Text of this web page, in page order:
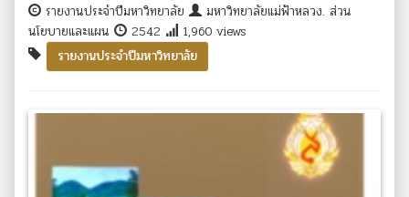
รายงานประจำปีมหาวิทยาลัย
มหาวิทยาลัยแม่ฟ้าหลวง. ส่วน
นโยบายและแผน
2542
1,960 views
รายงานประจำปีมหาวิทยาลัย